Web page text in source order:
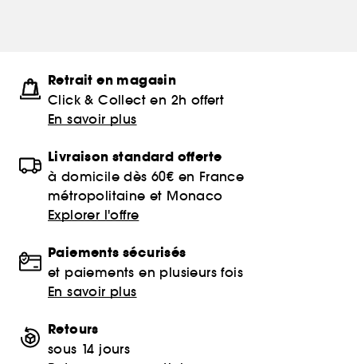
Retrait en magasin
Click & Collect en 2h offert
En savoir plus
Livraison standard offerte
à domicile dès 60€ en France
métropolitaine et Monaco
Explorer l'offre
Paiements sécurisés
et paiements en plusieurs fois
En savoir plus
Retours
sous 14 jours